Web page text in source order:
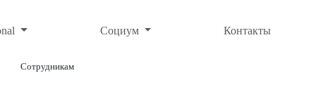
Социум Контакты
Сотрудникам